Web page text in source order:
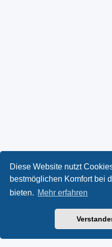
Diese Website nutzt
bestmöglichen Komfort bei
bieten. Mehr erfahren